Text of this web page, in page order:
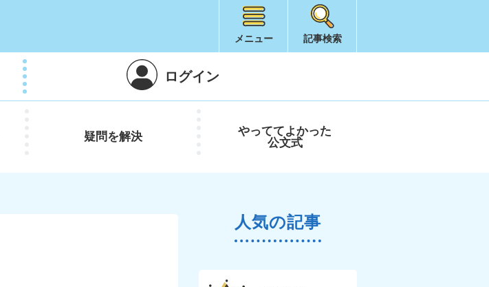
メニュー 記事検索
ログイン
疑問を解決 やっててよかった
公文式
人気の記事